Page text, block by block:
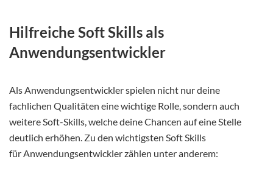
Hilfreiche Soft Skills als
Anwendungsentwickler
Als Anwendungsentwickler spielen nicht nur deine
fachlichen Qualitäten eine wichtige Rolle, sondern auch
weitere Soft-Skills, welche deine Chancen auf eine Stelle
deutlich erhöhen. Zu den wichtigsten Soft Skills
für Anwendungsentwickler zählen unter anderem: